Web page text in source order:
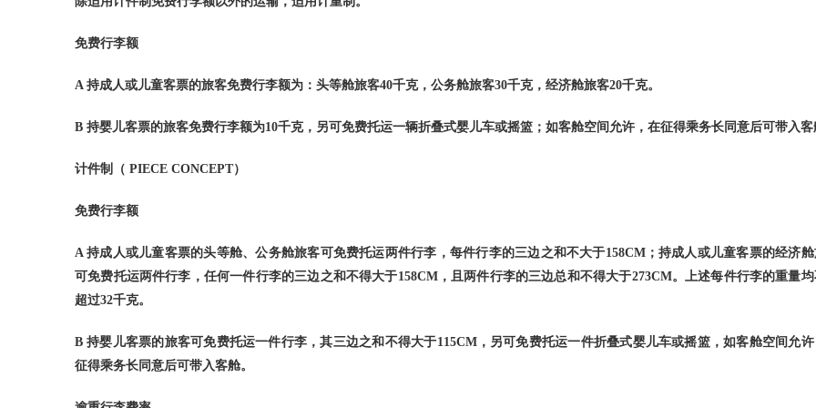
免费行李额
A 持成人或儿童客票的旅客免费行李额为：头等舱旅客40千克，公务舱旅客30千克，经济舱旅客20千克。
B 持婴儿客票的旅客免费行李额为10千克，另可免费托运一辆折叠式婴儿车或摇篮；如客舱空间允许，在征得乘务长同意后可带入客
计件制（ PIECE CONCEPT）
免费行李额
A持成人或儿童客票的头等舱、公务舱旅客可免费托运两件行李，每件行李的三边之和不大于158CM；持成人或儿童客票的经济
可免费托运两件行李，任何一件行李的三边之和不得大于158CM，且两件行李的三边总和不得大于273CM。上述每件行李的重量
超过32千克。
B持婴儿客票的旅客可免费托运一件行李，其三边之和不得大于115CM，另可免费托运一件折叠式婴儿车或摇篮，如客舱空间允
征得乘务长同意后可带入客舱。